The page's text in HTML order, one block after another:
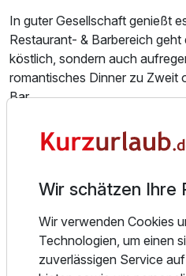
2 Erwachsene
In guter Gesellschaft genießt
Restaurant- & Barbereich
köstlich, sondern auch
romantisches Dinner zu Zweit
Bar.
Trilicious heißt für uns: Feiner
draufmachen inkl. Blick hinter
In unserem Restaurant 5
Auge isst ja bekanntlich mit.
haben wir den Wald ins Hotel
Baumkronen, die an der
Wir schätzen Ihre
Wir verwenden Cookies
Technologien, um einen
zuverlässigen Service